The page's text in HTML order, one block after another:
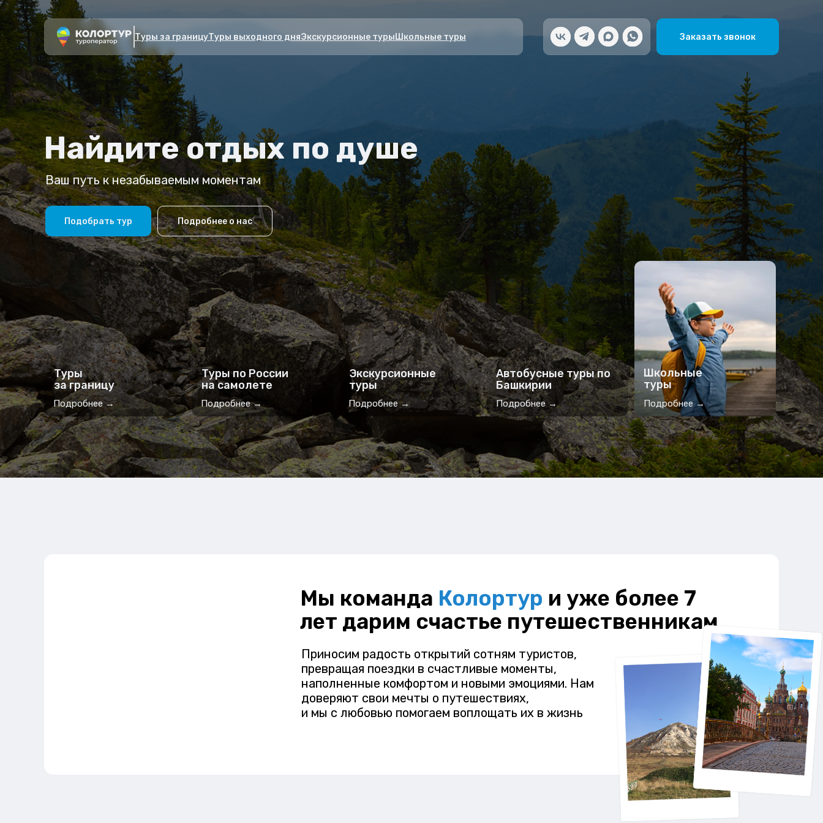
Туры за границуТуры выходного дняЭкскурсионные туры Школьные туры Заказать звонок
Найдите отдых по душе
Подробнее о нас
Подобрать тур
Ваш путь к незабываемым моментам
Подробнее →
Школьные
туры
Подробнее →
Автобусные туры по
Башкирии
Подробнее →
Экскурсионные
туры
Подробнее →
Туры по России
на самолете
Подробнее →
Туры
за границу
Мы команда Колортур и уже более 7
лет дарим счастье путешественникам
Приносим радость открытий сотням туристов,
превращая поездки в счастливые моменты,
наполненные комфортом и новыми эмоциями. Нам
доверяют свои мечты о путешествиях,
и мы с любовью помогаем воплощать их в жизнь